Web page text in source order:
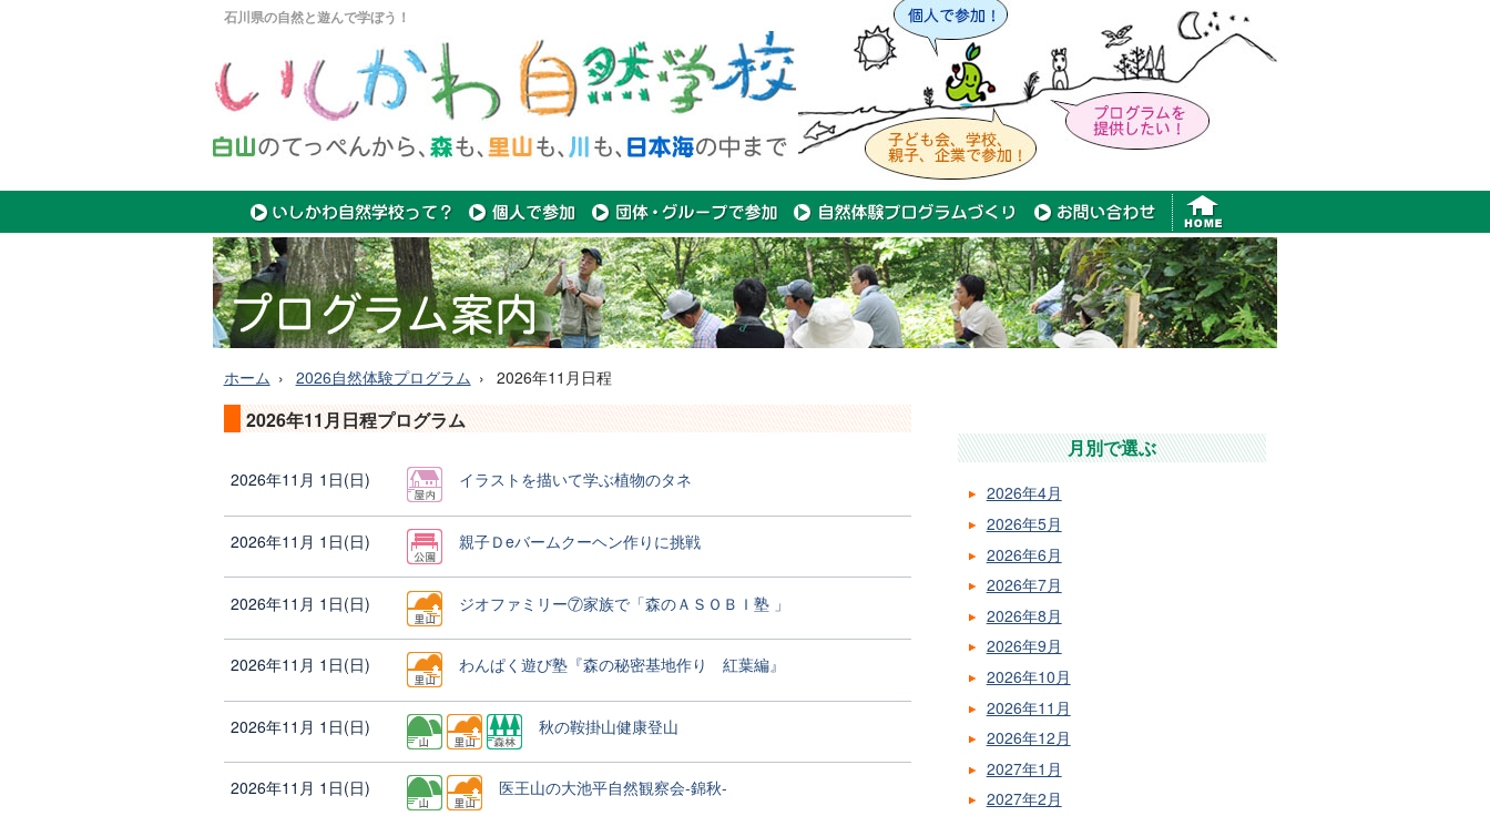
石川県の自然と遊んで学ぼう！
ホーム 2026自然体験プログラム 2026年11月日程
2026年11月日程プログラム
2026年11月 1日(日) イラストを描いて学ぶ植物のタネ
2026年11月 1日(日) 親子Ｄeバームクーヘン作りに挑戦
2026年11月 1日(日) ジオファミリー⑦家族で「森のＡＳＯＢＩ塾 」
2026年11月 1日(日) わんぱく遊び塾『森の秘密基地作り 紅葉編』
2026年11月 1日(日) 秋の鞍掛山健康登山
2026年11月 1日(日) 医王山の大池平自然観察会-錦秋-
月別で選ぶ
2026年4月
2026年5月
2026年6月
2026年7月
2026年8月
2026年9月
2026年10月
2026年11月
2026年12月
2027年1月
2027年2月